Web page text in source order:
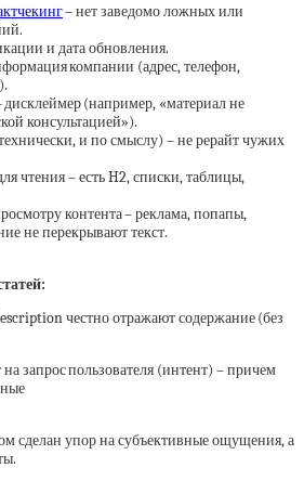
– нет заведомо ложных или
и дата обновления.
компании (адрес, телефон,
дисклеймер (например, «материал не
консультацией»).
и по смыслу) – не рерайт чужих
чтения – есть H2, списки, таблицы,
контента – реклама, попапы,
не перекрывают текст.
честно отражают содержание (без
на запрос пользователя (интент) – причем
сделан упор на субъективные ощущения, а